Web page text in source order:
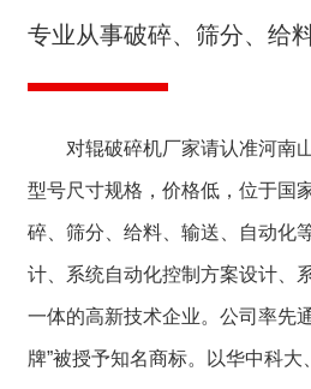
专业从事破碎、筛分、给
对辊破碎机厂家请认准河南山
型号尺寸规格，价格低，位于国
碎、筛分、给料、输送、自动化
计、系统自动化控制方案设计、
一体的高新技术企业。公司率先
牌”被授予知名商标。以华中科